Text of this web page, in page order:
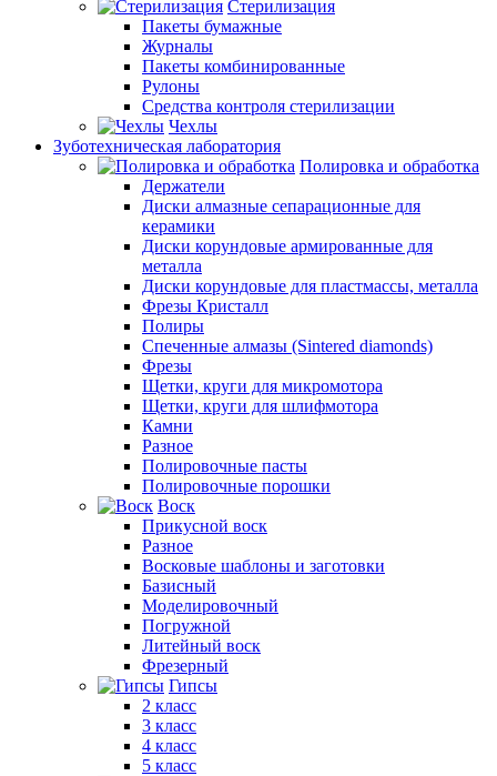
Стерилизация
Пакеты бумажные
Журналы
Пакеты комбинированные
Рулоны
Средства контроля стерилизации
Чехлы
Зуботехническая лаборатория
Полировка и обработка
Держатели
Диски алмазные сепарационные для
керамики
Диски корундовые армированные для
металла
Диски корундовые для пластмассы, металла
Фрезы Кристалл
Полиры
Спеченные алмазы (Sintered diamonds)
Фрезы
Щетки, круги для микромотора
Щетки, круги для шлифмотора
Камни
Разное
Полировочные пасты
Полировочные порошки
Воск
Прикусной воск
Разное
Восковые шаблоны и заготовки
Базисный
Моделировочный
Погружной
Литейный воск
Фрезерный
Гипсы
2 класс
3 класс
4 класс
5 класс